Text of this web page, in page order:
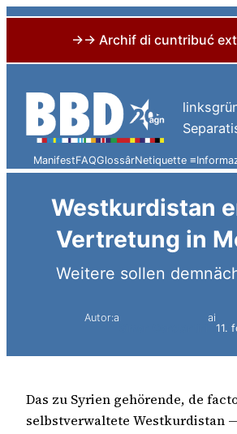
→→ Archif di cuntribuć
content
ManifestFAQGlossârNetiquette ≡
Westkurdistan
Vertretung in
Weitere sollen
Autor:a
ai
11.
Das zu Syrien gehörende, de
selbstverwaltete Westkurdistan